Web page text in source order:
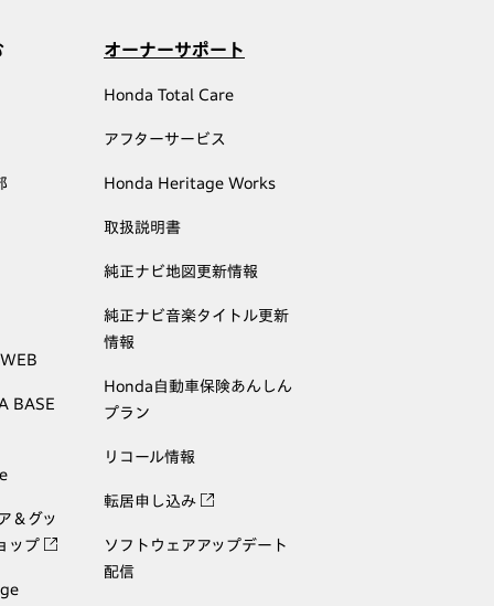
BASE
＆グッ
ップ
オーナーサポート
Honda Total Care
アフターサービス
Honda Heritage Works
取扱説明書
純正ナビ地図更新情報
純正ナビ音楽タイトル更新
情報
Honda自動車保険あんしん
プラン
リコール情報
転居申し込み
ソフトウェアアップデート
配信